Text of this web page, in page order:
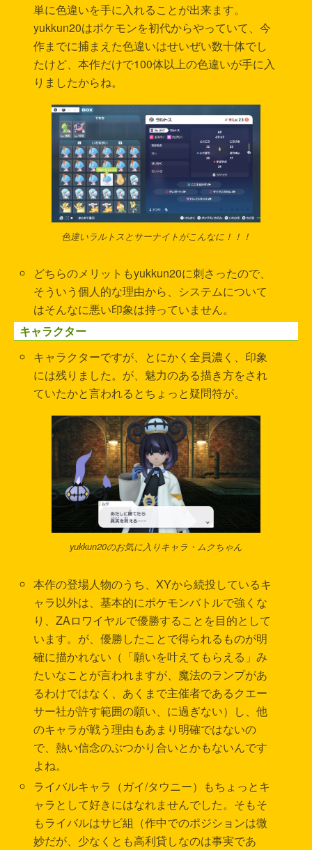
単に色違いを手に入れることが出来ます。
yukkun20はポケモンを初代からやっていて、今
作までに捕まえた色違いはせいぜい数十体でし
たけど、本作だけで100体以上の色違いが手に入
りましたからね。
色違いラルトスとサーナイトがこんなに！！！
どちらのメリットもyukkun20に刺さったので、
そういう個人的な理由から、システムについて
はそんなに悪い印象は持っていません。
キャラクター
キャラクターですが、とにかく全員濃く、印象
には残りました。が、魅力のある描き方をされ
ていたかと言われるとちょっと疑問符が。
yukkun20のお気に入りキャラ・ムクちゃん
本作の登場人物のうち、XYから続投しているキ
ャラ以外は、基本的にポケモンバトルで強くな
り、ZAロワイヤルで優勝することを目的として
います。が、優勝したことで得られるものが明
確に描かれない（「願いを叶えてもらえる」み
たいなことが言われますが、魔法のランプがあ
るわけではなく、あくまで主催者であるクエー
サー社が許す範囲の願い、に過ぎない）し、他
のキャラが戦う理由もあまり明確ではないの
で、熱い信念のぶつかり合いとかもないんです
よね。
ライバルキャラ（ガイ/タウニー）もちょっとキ
ャラとして好きにはなれませんでした。そもそ
もライバルはサビ組（作中でのポジションは微
妙だが、少なくとも高利貸しなのは事実であ